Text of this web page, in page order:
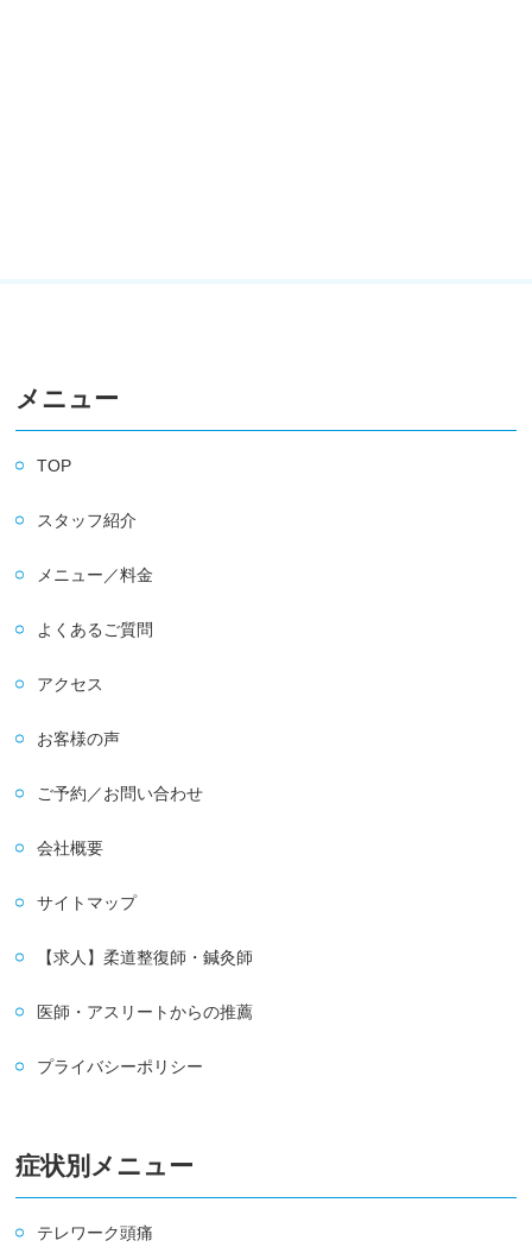
メニュー
TOP
スタッフ紹介
メニュー／料金
よくあるご質問
アクセス
お客様の声
ご予約／お問い合わせ
会社概要
サイトマップ
【求人】柔道整復師・鍼灸師
医師・アスリートからの推薦
プライバシーポリシー
症状別メニュー
テレワーク頭痛